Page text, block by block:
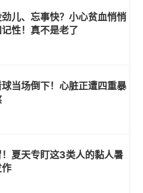
儿、忘事快？小心贫血悄悄
性！真不是老了
当场倒下！心脏正遭四重暴
夏天专盯这3类人的黏人暑